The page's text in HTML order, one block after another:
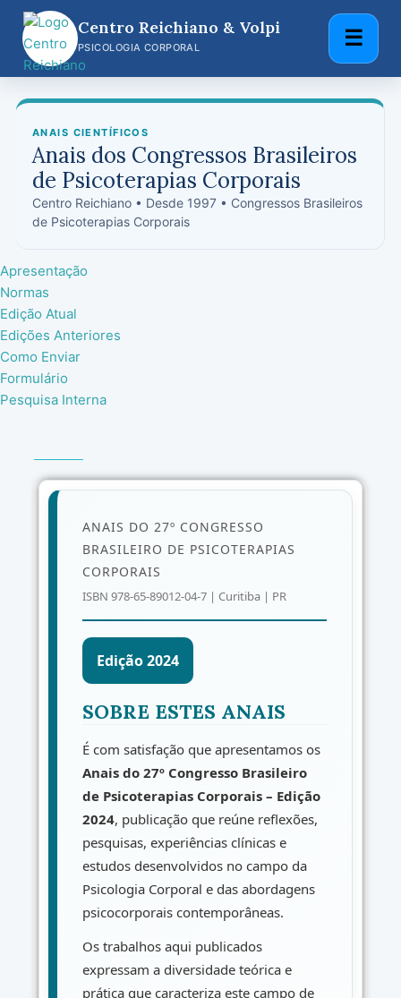
Pular
para
conteúdo
Centro Reichiano & Volpi
PSICOLOGIA CORPORAL ☰
ANAIS CIENTÍFICOS
Anais dos Congressos Brasileiros
de Psicoterapias Corporais
Centro Reichiano • Desde 1997 • Congressos Brasileiros
de Psicoterapias Corporais
Apresentação
Normas
Edição Atual
Edições Anteriores
Como Enviar
Formulário
Pesquisa Interna
ANAIS DO 27º CONGRESSO
BRASILEIRO DE PSICOTERAPIAS
CORPORAIS
ISBN 978-65-89012-04-7 | Curitiba | PR
Edição 2024
SOBRE ESTES ANAIS
É com satisfação que apresentamos os
Anais do 27º Congresso Brasileiro
de Psicoterapias Corporais – Edição
2024, publicação que reúne reflexões,
pesquisas, experiências clínicas e
estudos desenvolvidos no campo da
Psicologia Corporal e das abordagens
psicocorporais contemporâneas.
Os trabalhos aqui publicados
expressam a diversidade teórica e
prática que caracteriza este campo de